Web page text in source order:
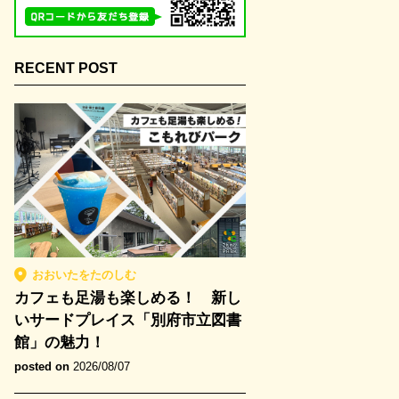
RECENT POST
おおいたをたのしむ
カフェも足湯も楽しめる！ 新し
いサードプレイス「別府市立図書
館」の魅力！
posted on 2026/08/07